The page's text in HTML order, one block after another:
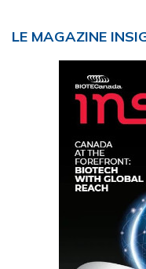
Primary
Sidebar
LE MAGAZINE